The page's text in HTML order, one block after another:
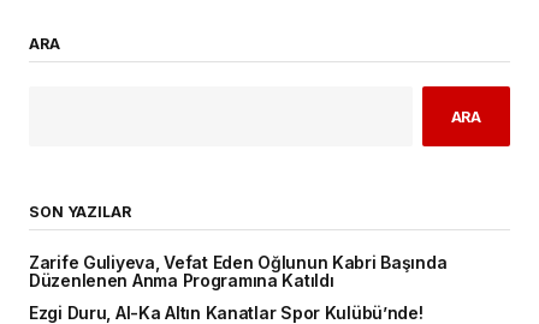
ARA
ARA
SON YAZILAR
Zarife Guliyeva, Vefat Eden Oğlunun Kabri Başında
Düzenlenen Anma Programına Katıldı
Ezgi Duru, Al-Ka Altın Kanatlar Spor Kulübü’nde!